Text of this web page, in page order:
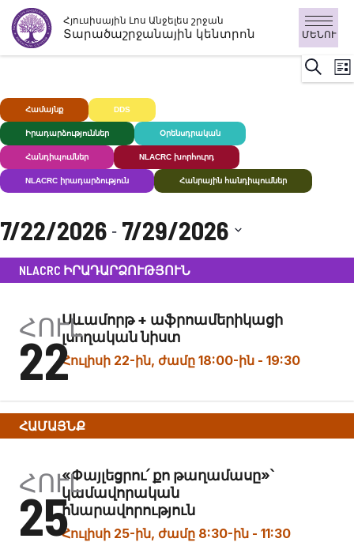
Անցնել
բովանդակությանըՀյուսիսային Լոս Անջելես շրջան
Տարածաշրջանային կենտրոն ՄԵՆՈՒ
Համայնք DDS
Իրադարձություններ Օրենսդրական
Հանդիպումներ NLACRC խորհուրդ
NLACRC իրադարձություն Հանրային հանդիպումներ
7/22/2026 - 7/29/2026
ամսաթիվը:
NLACRC ԻՐԱԴԱՐՁՈՒԹՅՈՒՆ
ՀՈՒԼ
22
Սևամորթ + աֆրոամերիկացի
լսողական նիստ
Հուլիսի 22-ին, ժամը 18:00-ին - 19:30
ՀԱՄԱՅՆՔ
ՀՈՒԼ
25
«Փայլեցրու՛ քո թաղամասը»՝
կամավորական
հնարավորություն
Հուլիսի 25-ին, ժամը 8:30-ին - 11:30